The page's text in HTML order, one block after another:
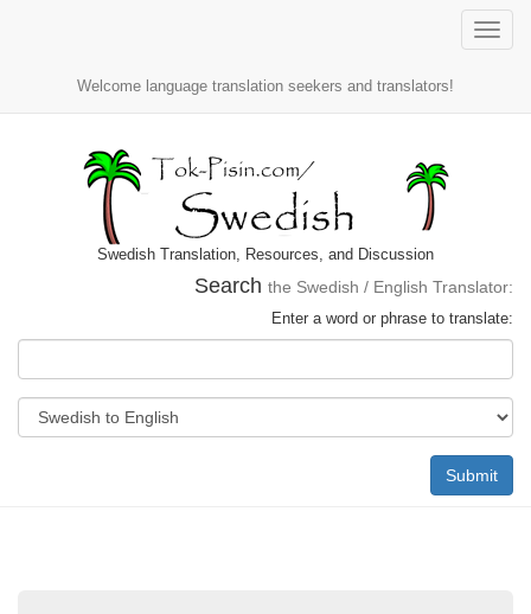
Toggle
Welcome language translation seekers and translators!
Swedish Translation, Resources, and Discussion
Search the Swedish / English Translator:
Enter a word or phrase to translate:
Submit